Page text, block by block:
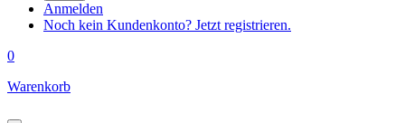
Anmelden
Noch kein Kundenkonto? Jetzt registrieren.
0
Warenkorb